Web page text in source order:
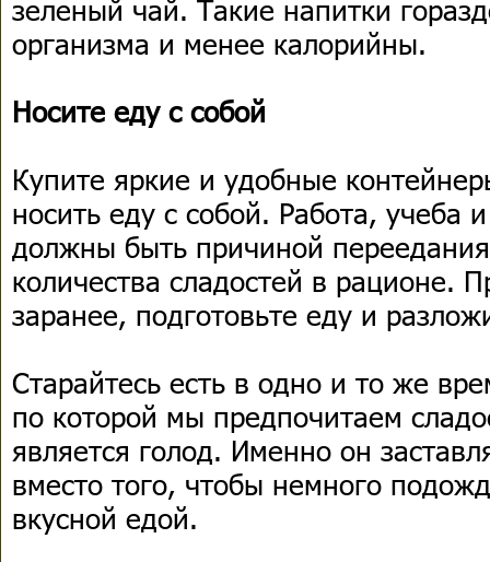
зеленый чай. Такие напитки
организма и менее калорийны.
Носите еду с собой
Купите яркие и удобные
носить еду с собой. Работа, учеба
должны быть причиной
количества сладостей в рационе.
заранее, подготовьте еду и
Старайтесь есть в одно и то же
по которой мы предпочитаем
является голод. Именно он
вместо того, чтобы немного
вкусной едой.